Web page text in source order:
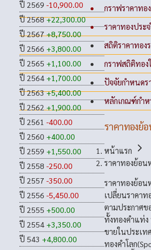
ปี 2569 -10,900.00
ปี 2568+22,300.00
ปี 2567+8,750.00
ปี 2566 +3,800.00
ปี 2565 +1,100.00
ปี 2564 +1,700.00
ปี 2563+5,400.00
ปี 2562+1,900.00
ปี 2561 -400.00
ปี 2560 +400.00
ปี 2559 +1,550.00
ปี 2558 -250.00
ปี 2557 -350.00
ปี 2556 -5,450.00
ปี 2555 +500.00
ปี 2554 +3,350.00
ปี 543 +4,800.00
กราฟราคาทอ
ราคาทองประ
สถิติราคาทอง
กราฟสถิติทอง
ปัจจัยกำหนดร
หลักเกณฑ์กำ
ราคาทองย้
หน้าแรก
ราคาทองย้อน
ราคาทองย้อน
เปลี่ยนราคาท
ตามประกาศข
ทั้งทองคำแท่
ขายในประเท
ทองคำโลก